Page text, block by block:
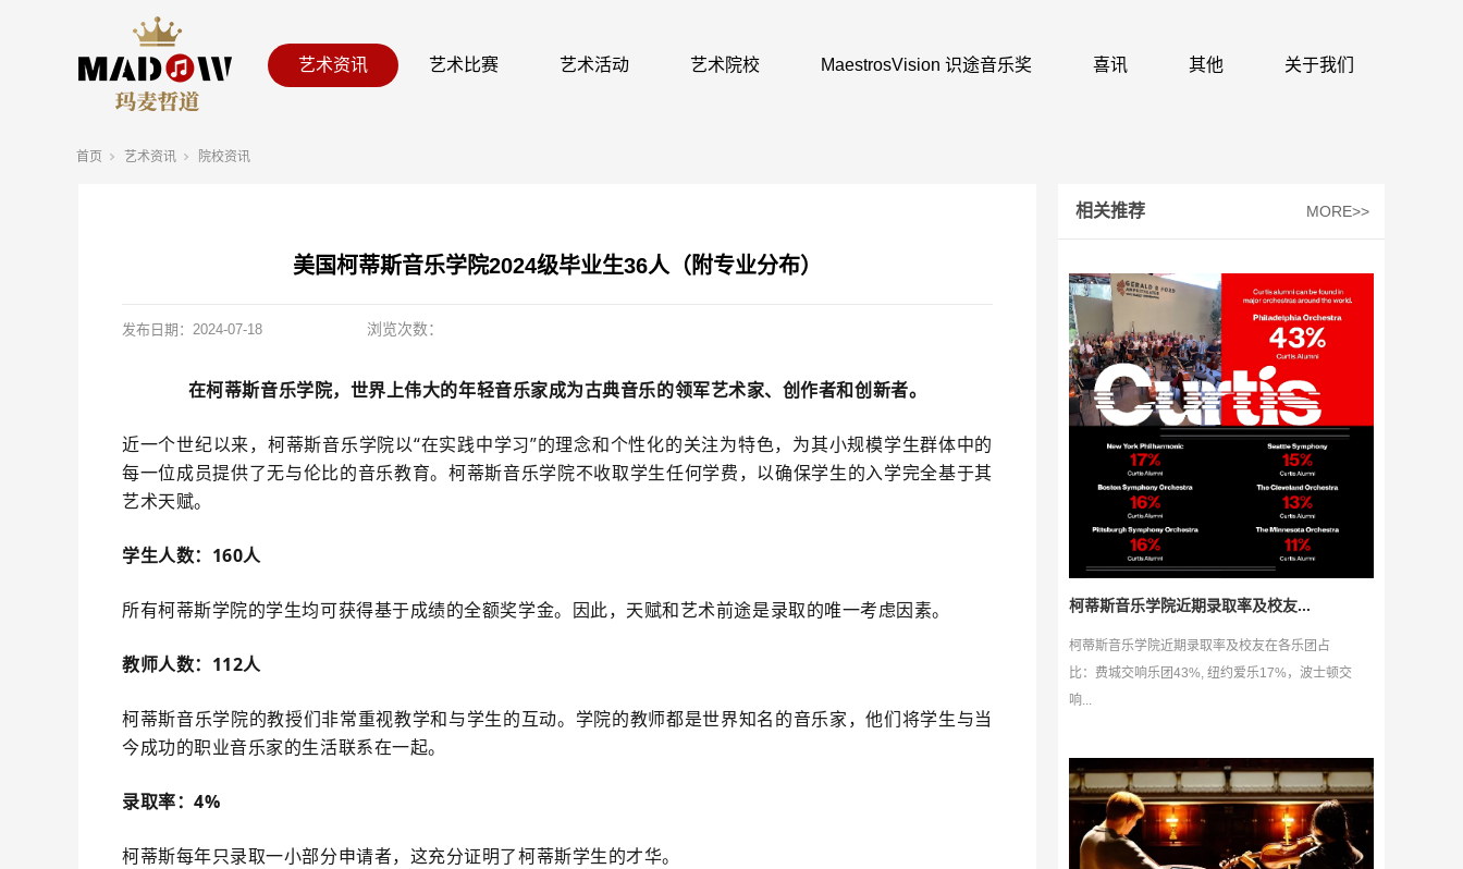
艺术资讯 艺术比赛 艺术活动 艺术院校 MaestrosVision 识途音乐奖 喜讯 其他 关于我们
首页 艺术资讯 院校资讯
美国柯蒂斯音乐学院2024级毕业生36人（附专业分布）
发布日期： 2024-07-18 浏览次数：
在柯蒂斯音乐学院，世界上伟大的年轻音乐家成为古典音乐的领军艺术家、创作者和创新者。
近一个世纪以来，柯蒂斯音乐学院以“在实践中学习”的理念和个性化的关注为特色，为其小规模学生群体中的
每一位成员提供了无与伦比的音乐教育。柯蒂斯音乐学院不收取学生任何学费，以确保学生的入学完全基于其
艺术天赋。
学生人数：160人
所有柯蒂斯学院的学生均可获得基于成绩的全额奖学金。因此，天赋和艺术前途是录取的唯一考虑因素。
教师人数：112人
柯蒂斯音乐学院的教授们非常重视教学和与学生的互动。学院的教师都是世界知名的音乐家，他们将学生与当
今成功的职业音乐家的生活联系在一起。
录取率：4%
柯蒂斯每年只录取一小部分申请者，这充分证明了柯蒂斯学生的才华。
相关推荐 MORE>>
柯蒂斯音乐学院近期录取率及校友...
柯蒂斯音乐学院近期录取率及校友在各乐团占
比：费城交响乐团43%, 纽约爱乐17%，波士顿交
响...